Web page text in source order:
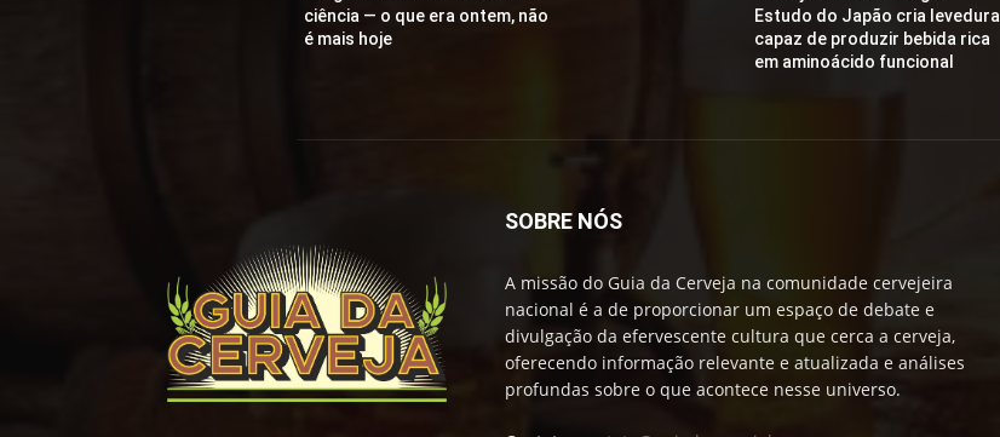
ciência — o que era ontem, não
é mais hoje
Estudo do Japão cria levedura
capaz de produzir bebida rica
em aminoácido funcional
SOBRE NÓS
A missão do Guia da Cerveja na comunidade cervejeira
nacional é a de proporcionar um espaço de debate e
divulgação da efervescente cultura que cerca a cerveja,
oferecendo informação relevante e atualizada e análises
profundas sobre o que acontece nesse universo.